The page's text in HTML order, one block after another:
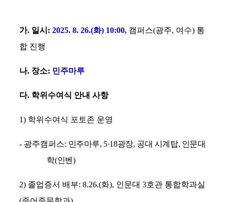
가. 일시 : 2025. 8. 26.(화) 10:00, 캠퍼스(광주, 여수) 통
합 진행
나. 장소: 민주마루
다. 학위수여식 안내 사항
1) 학위수여식 포토존 운영
- 광주캠퍼스: 민주마루, 5·18광장, 공대 시계탑, 인문대
학(인벤 )
2) 졸업증서 배부: 8.26.(화), 인문대 3호관 통합학과실